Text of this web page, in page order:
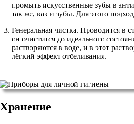
промыть искусственные зубы в
так же, как и зубы. Для этого
Генеральная чистка. Проводится в
он очистится до идеального
растворяются в воде, и в этот
лёгкий эффект отбеливания.
Хранение